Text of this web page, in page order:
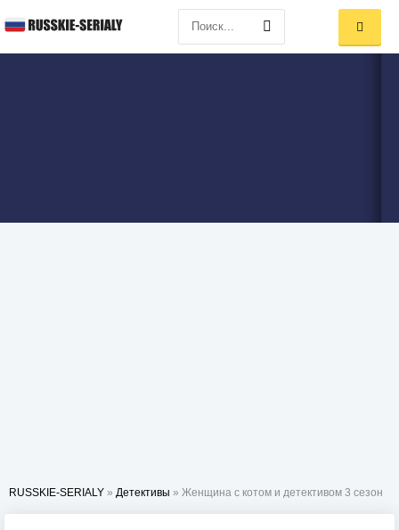
RUSSKIE-SERIALY » Детективы » Женщина с котом и детективом 3 сезон